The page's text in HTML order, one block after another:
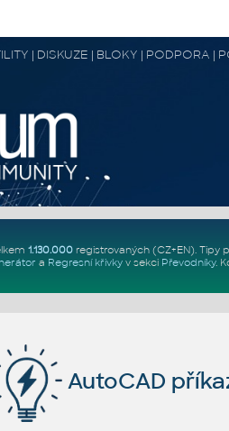
| DISKUZE | BLOKY | PODPORA |
1.130.000registrovaných (CZ+EN). Tipy
a Regresní křivkyv sekci Převodníky.
AutoCAD